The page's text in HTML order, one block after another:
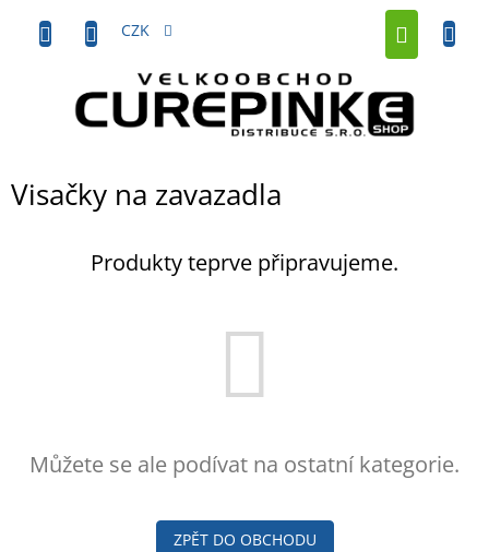
obsah
CZK
Visačky na zavazadla
Produkty teprve připravujeme.
Můžete se ale podívat na ostatní kategorie.
ZPĚT DO OBCHODU